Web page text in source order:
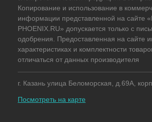
Копирование и использование в
информации представленной на сайте
PHOENIX.RU» допускается только с
одобрения. Предоставленная на сайте
характеристиках и комплектности
отличаться от данных производителя
г. Казань улица Беломорская, д.69А,
Посмотреть на карте